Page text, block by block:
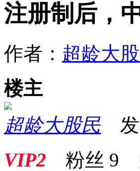
注册制后，
作者： 超龄大
楼主
超龄大股民 发
VIP2 粉丝 9